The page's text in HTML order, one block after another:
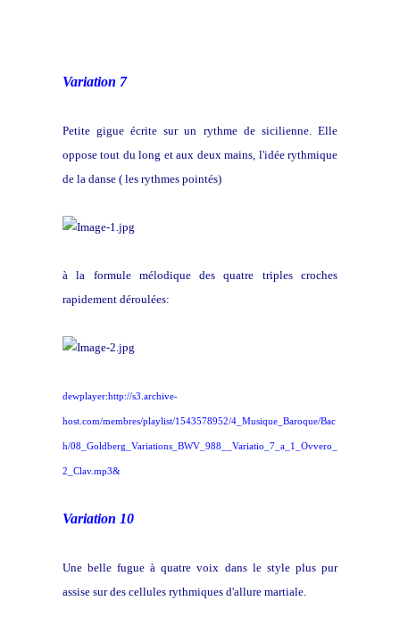
Variation 7
Petite gigue écrite sur un rythme de sicilienne. Elle
oppose tout du long et aux deux mains, l'idée rythmique
de la danse ( les rythmes pointés)
à la formule mélodique des quatre triples croches
rapidement déroulées:
dewplayer:http://s3.archive-
host.com/membres/playlist/1543578952/4_Musique_Baroque/Bac
h/08_Goldberg_Variations_BWV_988__Variatio_7_a_1_Ovvero_
2_Clav.mp3&
Variation 10
Une belle fugue à quatre voix dans le style plus pur
assise sur des cellules rythmiques d'allure martiale.